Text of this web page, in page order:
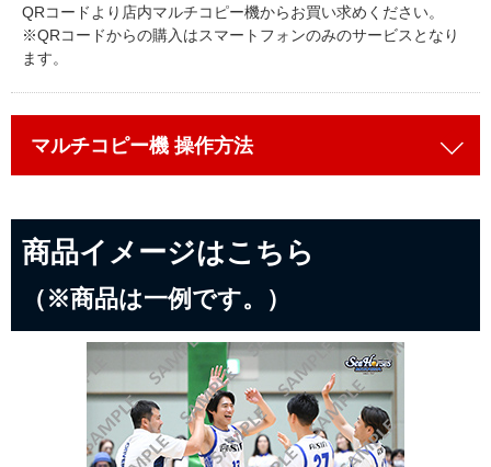
自転車シェアリング（店舗限定）
モバイルバッテリーシェアリング（店舗限定）
モバイルWi-Fiバッテリーシェアリング（店舗限定）
セブン-イレブンの歴史
QRコードより店内マルチコピー機からお買い求めください。
※QRコードからの購入はスマートフォンのみのサービスとなり
ます。
マルチコピー機 操作方法
商品イメージはこちら
（※商品は一例です。）